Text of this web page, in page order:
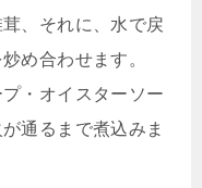
、それに、水で戻
め合わせます。
・オイスターソー
通るまで煮込みま